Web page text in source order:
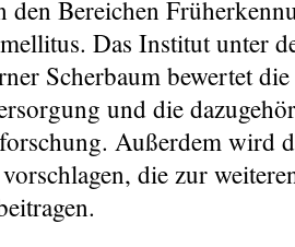
Bereichen
Das Institut unter
Scherbaum bewertet
und die
Außerdem wird
die zur